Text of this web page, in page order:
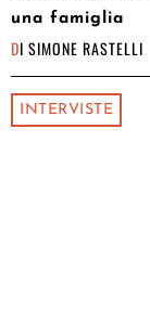
una famiglia
DI SIMONE RASTELLI
INTERVISTE